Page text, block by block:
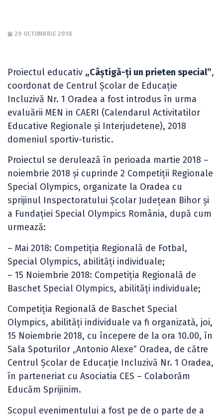
29 OCTOMBRIE 2018
Proiectul educativ „Câştigă-ţi un prieten special”,
coordonat de Centrul Şcolar de Educaţie
Incluzivă Nr. 1 Oradea a fost introdus în urma
evaluării MEN in CAERI (Calendarul Activitatilor
Educative Regionale şi Interjudetene), 2018
domeniul sportiv-turistic.
Proiectul se derulează în perioada martie 2018 –
noiembrie 2018 şi cuprinde 2 Competiţii Regionale
Special Olympics, organizate la Oradea cu
sprijinul Inspectoratului Școlar Județean Bihor și
a Fundației Special Olympics România, după cum
urmează:
– Mai 2018: Competiţia Regională de Fotbal,
Special Olympics, abilităţi individuale;
– 15 Noiembrie 2018: Competiţia Regională de
Baschet Special Olympics, abilităţi individuale;
Competiția Regională de Baschet Special
Olympics, abilităţi individuale va fi organizată, joi,
15 Noiembrie 2018, cu începere de la ora 10.00, în
Sala Spoturilor „Antonio Alexeˮ Oradea, de către
Centrul Școlar de Educație Incluzivă Nr. 1 Oradea,
în parteneriat cu Asociatia CES – Colaborăm
Educăm Sprijinim.
Scopul evenimentului a fost pe de o parte de a